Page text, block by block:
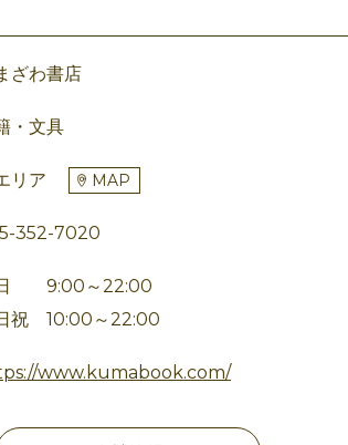
ざわ書店
・文具
リア MAP
352-7020
9:00～22:00
祝 10:00～22:00
www.kumabook.com/